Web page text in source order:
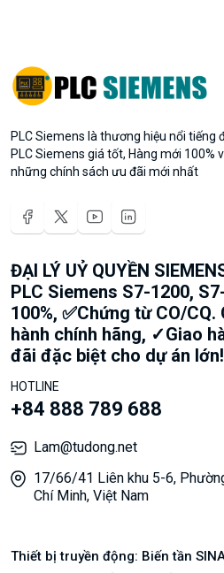
PLC Siemens là thương hiệu nổi tiếng
PLC Siemens giá tốt, Hàng mới 100%
những chính sách ưu đãi mới nhất
ĐẠI LÝ UỶ QUYỀN
PLC Siemens S7-1200,
100%, ✅Chứng từ CO/
hành chính hãng, ✓Giao
đãi đặc biệt cho dự án lớn!
HOTLINE
+84 888 789 688
Lam@tudong.net
17/66/41 Liên khu 5-6,
Chí Minh, Việt Nam
Thiết bị truyền động: Biến tần